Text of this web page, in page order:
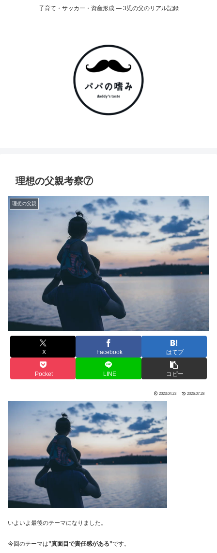
子育て・サッカー・資産形成 ― 3児の父のリアル記録
理想の父親考察⑦
理想の父親
X Facebook はてブ
Pocket LINE コピー
2023.04.23 2026.07.28
いよいよ最後のテーマになりました。
今回のテーマは”真面目で責任感がある”です。